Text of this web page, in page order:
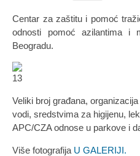
Centar za zaštitu i pomoć
odnosti pomoć azilantima i
Beogradu.
Veliki broj građana,
vodi, sredstvima za higijenu,
APC/CZA odnose u parkove i
Više fotografija U GALERIJI.